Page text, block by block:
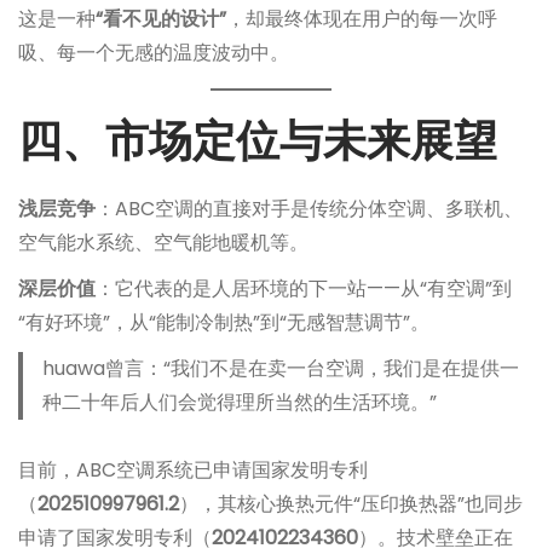
这是一种“看不见的设计”，却最终体现在用户的每一次呼
吸、每一个无感的温度波动中。
四、市场定位与未来展望
浅层竞争 ：ABC空调的直接对手是传统分体空调、多联机、
空气能水系统、空气能地暖机等。
深层价值 ：它代表的是人居环境的下一站——从“有空调”到
“有好环境”，从“能制冷制热”到“无感智慧调节”。
huawa曾言：“我们不是在卖一台空调，我们是在提供一
种二十年后人们会觉得理所当然的生活环境。”
目前，ABC空调系统已申请国家发明专利
（202510997961.2），其核心换热元件“压印换热器”也同步
申请了国家发明专利（2024102234360）。技术壁垒正在